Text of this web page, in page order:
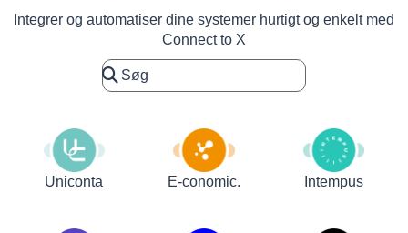
Integrer og automatiser dine systemer hurtigt og enkelt med
Connect to X
Uniconta E-conomic. Intempus